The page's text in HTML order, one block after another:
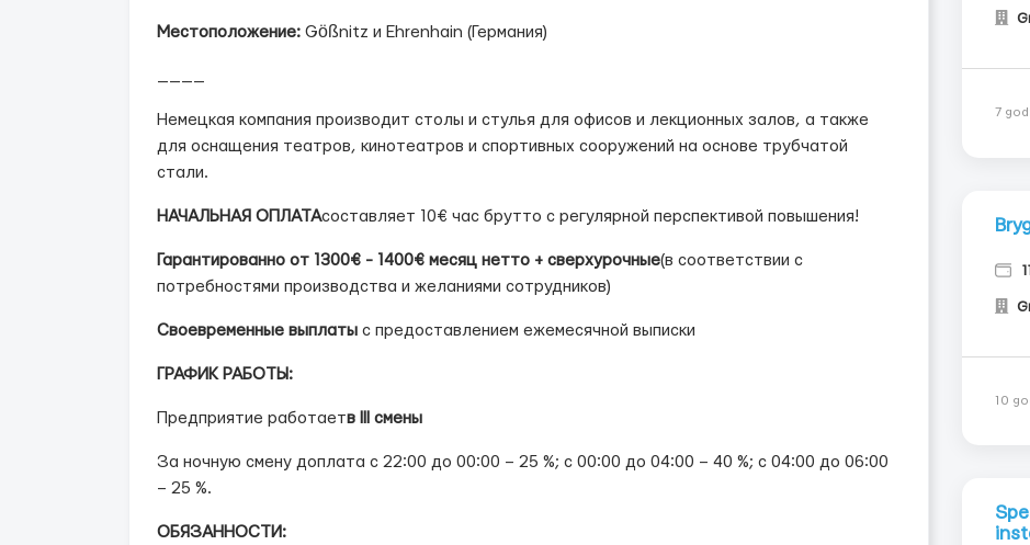
Местоположение: Gößnitz и Ehrenhain (Германия)
Немецкая компания производит столы и стулья для офисов и лекционных залов, а также
для оснащения театров, кинотеатров и спортивных сооружений на основе трубчатой ​​
стали.
НАЧАЛЬНАЯ ОПЛАТАсоставляет 10€ час брутто с регулярной перспективой повышения!
Гарантированно от 1300€ - 1400€ месяц нетто + сверхурочные(в соответствии с
потребностями производства и желаниями сотрудников)
Своевременные выплаты с предоставлением ежемесячной выписки
ГРАФИК РАБОТЫ:
Предприятие работаетв ІІІ смены
За ночную смену доплата с 22:00 до 00:00 – 25 %; с 00:00 до 04:00 – 40 %; с 04:00 до 06:00
– 25 %.
ОБЯЗАННОСТИ:
7
10